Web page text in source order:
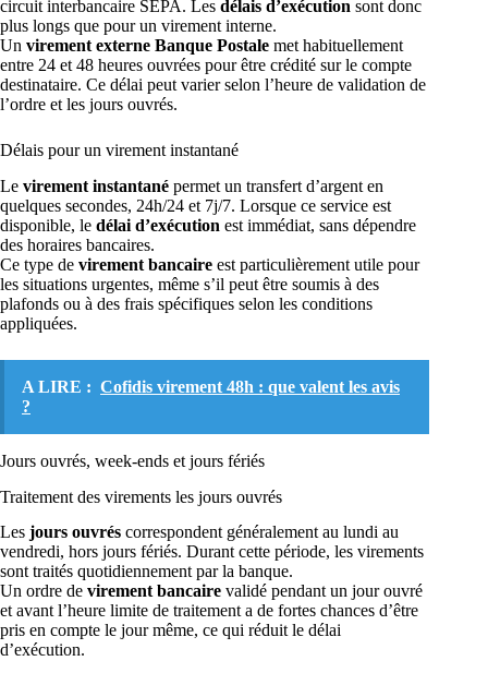
circuit interbancaire SEPA. Les délais d’exécution sont donc
plus longs que pour un virement interne.
Un virement externe Banque Postale met habituellement
entre 24 et 48 heures ouvrées pour être crédité sur le compte
destinataire. Ce délai peut varier selon l’heure de validation de
l’ordre et les jours ouvrés.
Délais pour un virement instantané
Le virement instantané permet un transfert d’argent en
quelques secondes, 24h/24 et 7j/7. Lorsque ce service est
disponible, le délai d’exécution est immédiat, sans dépendre
des horaires bancaires.
Ce type de virement bancaire est particulièrement utile pour
les situations urgentes, même s’il peut être soumis à des
plafonds ou à des frais spécifiques selon les conditions
appliquées.
A LIRE : Cofidis virement 48h : que valent les avis
?
Jours ouvrés, week-ends et jours fériés
Traitement des virements les jours ouvrés
Les jours ouvrés correspondent généralement au lundi au
vendredi, hors jours fériés. Durant cette période, les virements
sont traités quotidiennement par la banque.
Un ordre de virement bancaire validé pendant un jour ouvré
et avant l’heure limite de traitement a de fortes chances d’être
pris en compte le jour même, ce qui réduit le délai
d’exécution.